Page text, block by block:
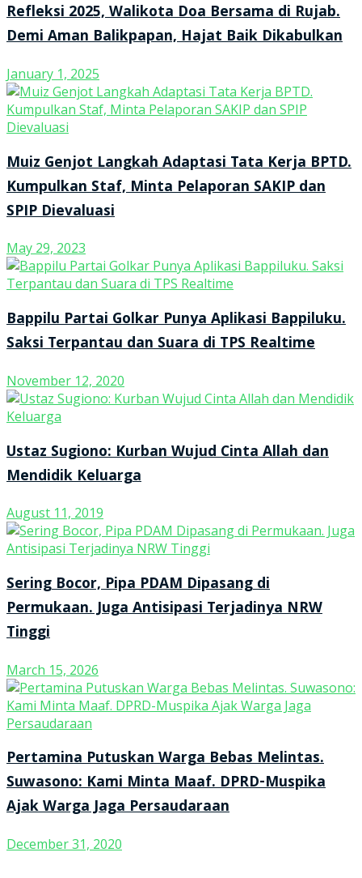
Refleksi 2025, Walikota Doa Bersama di Rujab.
Demi Aman Balikpapan, Hajat Baik Dikabulkan
January 1, 2025
Muiz Genjot Langkah Adaptasi Tata Kerja BPTD.
Kumpulkan Staf, Minta Pelaporan SAKIP dan
SPIP Dievaluasi
May 29, 2023
Bappilu Partai Golkar Punya Aplikasi Bappiluku.
Saksi Terpantau dan Suara di TPS Realtime
November 12, 2020
Ustaz Sugiono: Kurban Wujud Cinta Allah dan
Mendidik Keluarga
August 11, 2019
Sering Bocor, Pipa PDAM Dipasang di
Permukaan. Juga Antisipasi Terjadinya NRW
Tinggi
March 15, 2026
Pertamina Putuskan Warga Bebas Melintas.
Suwasono: Kami Minta Maaf. DPRD-Muspika
Ajak Warga Jaga Persaudaraan
December 31, 2020